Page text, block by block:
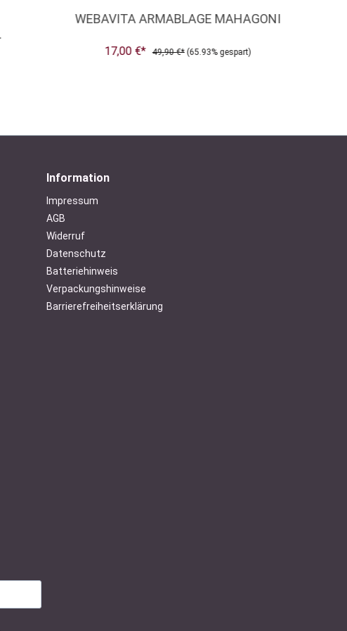
WEBAVITA ARMABLAGE MAHAGONI
17,00 €* 49,90 €* (65.93% gespart)
Information
Impressum
AGB
Widerruf
Datenschutz
Batteriehinweis
Verpackungshinweise
Barrierefreiheitserklärung